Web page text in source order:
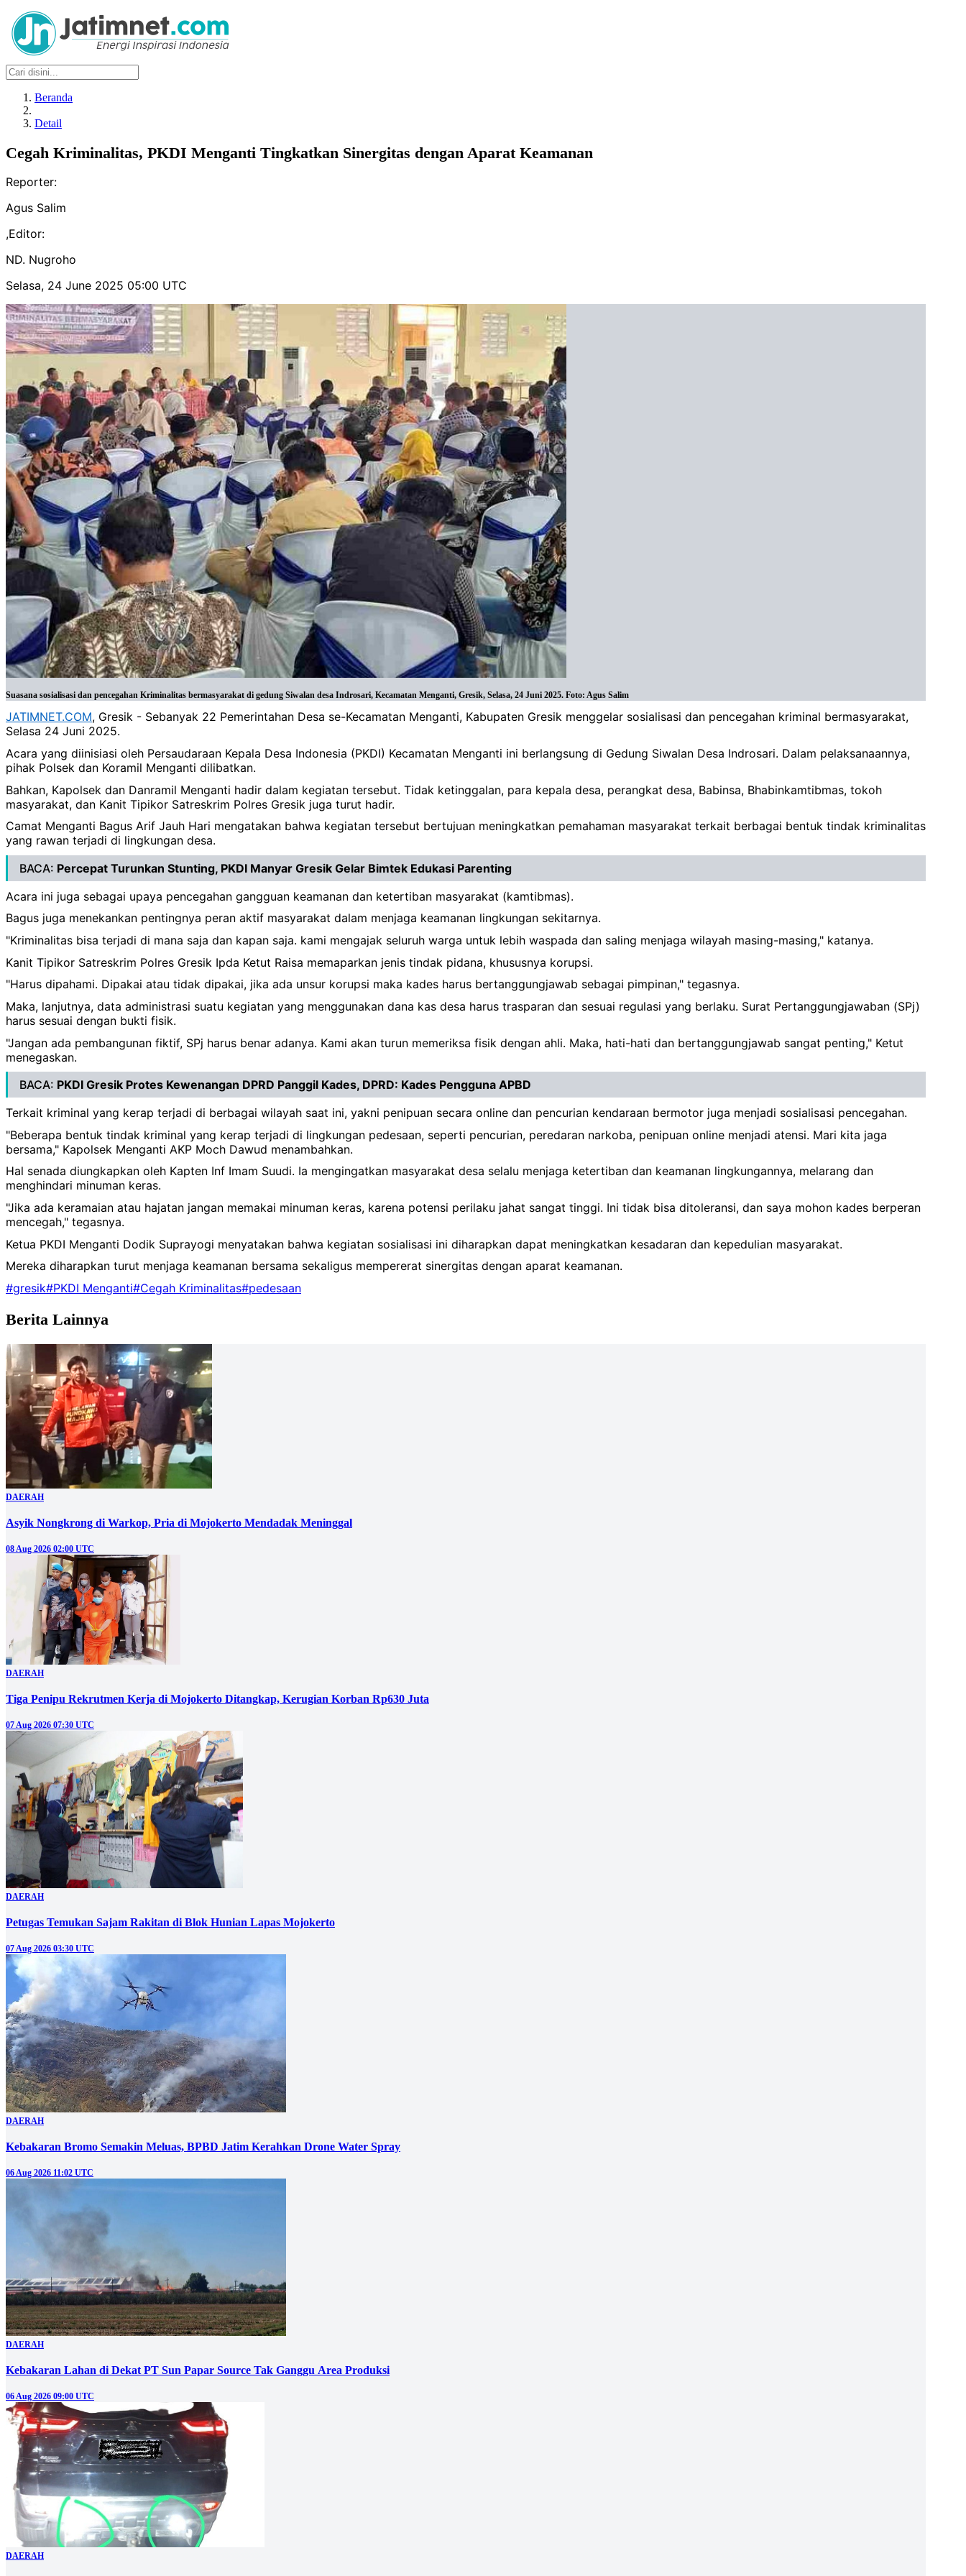
Beranda
Detail
Cegah Kriminalitas, PKDI Menganti Tingkatkan Sinergitas dengan Aparat Keamanan
Reporter:
Agus Salim
,Editor:
ND. Nugroho
Selasa, 24 June 2025 05:00 UTC
Suasana sosialisasi dan pencegahan Kriminalitas bermasyarakat di gedung Siwalan desa Indrosari, Kecamatan Menganti, Gresik, Selasa, 24 Juni 2025. Foto: Agus Salim
JATIMNET.COM, Gresik - Sebanyak 22 Pemerintahan Desa se-Kecamatan Menganti, Kabupaten Gresik menggelar sosialisasi dan pencegahan kriminal bermasyarakat,
Selasa 24 Juni 2025.
Acara yang diinisiasi oleh Persaudaraan Kepala Desa Indonesia (PKDI) Kecamatan Menganti ini berlangsung di Gedung Siwalan Desa Indrosari. Dalam pelaksanaannya,
pihak Polsek dan Koramil Menganti dilibatkan.
Bahkan, Kapolsek dan Danramil Menganti hadir dalam kegiatan tersebut. Tidak ketinggalan, para kepala desa, perangkat desa, Babinsa, Bhabinkamtibmas, tokoh
masyarakat, dan Kanit Tipikor Satreskrim Polres Gresik juga turut hadir.
Camat Menganti Bagus Arif Jauh Hari mengatakan bahwa kegiatan tersebut bertujuan meningkatkan pemahaman masyarakat terkait berbagai bentuk tindak kriminalitas
yang rawan terjadi di lingkungan desa.
BACA: Percepat Turunkan Stunting, PKDI Manyar Gresik Gelar Bimtek Edukasi Parenting
Acara ini juga sebagai upaya pencegahan gangguan keamanan dan ketertiban masyarakat (kamtibmas).
Bagus juga menekankan pentingnya peran aktif masyarakat dalam menjaga keamanan lingkungan sekitarnya.
"Kriminalitas bisa terjadi di mana saja dan kapan saja. kami mengajak seluruh warga untuk lebih waspada dan saling menjaga wilayah masing-masing," katanya.
Kanit Tipikor Satreskrim Polres Gresik Ipda Ketut Raisa memaparkan jenis tindak pidana, khususnya korupsi.
"Harus dipahami. Dipakai atau tidak dipakai, jika ada unsur korupsi maka kades harus bertanggungjawab sebagai pimpinan," tegasnya.
Maka, lanjutnya, data administrasi suatu kegiatan yang menggunakan dana kas desa harus trasparan dan sesuai regulasi yang berlaku. Surat Pertanggungjawaban (SPj)
harus sesuai dengan bukti fisik.
"Jangan ada pembangunan fiktif, SPj harus benar adanya. Kami akan turun memeriksa fisik dengan ahli. Maka, hati-hati dan bertanggungjawab sangat penting," Ketut
menegaskan.
BACA: PKDI Gresik Protes Kewenangan DPRD Panggil Kades, DPRD: Kades Pengguna APBD
Terkait kriminal yang kerap terjadi di berbagai wilayah saat ini, yakni penipuan secara online dan pencurian kendaraan bermotor juga menjadi sosialisasi pencegahan.
"Beberapa bentuk tindak kriminal yang kerap terjadi di lingkungan pedesaan, seperti pencurian, peredaran narkoba, penipuan online menjadi atensi. Mari kita jaga
bersama," Kapolsek Menganti AKP Moch Dawud menambahkan.
Hal senada diungkapkan oleh Kapten Inf Imam Suudi. Ia mengingatkan masyarakat desa selalu menjaga ketertiban dan keamanan lingkungannya, melarang dan
menghindari minuman keras.
"Jika ada keramaian atau hajatan jangan memakai minuman keras, karena potensi perilaku jahat sangat tinggi. Ini tidak bisa ditoleransi, dan saya mohon kades berperan
mencegah," tegasnya.
Ketua PKDI Menganti Dodik Suprayogi menyatakan bahwa kegiatan sosialisasi ini diharapkan dapat meningkatkan kesadaran dan kepedulian masyarakat.
Mereka diharapkan turut menjaga keamanan bersama sekaligus mempererat sinergitas dengan aparat keamanan.
#gresik#PKDI Menganti#Cegah Kriminalitas#pedesaan
Berita Lainnya
DAERAH
Asyik Nongkrong di Warkop, Pria di Mojokerto Mendadak Meninggal
08 Aug 2026 02:00 UTC
DAERAH
Tiga Penipu Rekrutmen Kerja di Mojokerto Ditangkap, Kerugian Korban Rp630 Juta
07 Aug 2026 07:30 UTC
DAERAH
Petugas Temukan Sajam Rakitan di Blok Hunian Lapas Mojokerto
07 Aug 2026 03:30 UTC
DAERAH
Kebakaran Bromo Semakin Meluas, BPBD Jatim Kerahkan Drone Water Spray
06 Aug 2026 11:02 UTC
DAERAH
Kebakaran Lahan di Dekat PT Sun Papar Source Tak Ganggu Area Produksi
06 Aug 2026 09:00 UTC
DAERAH